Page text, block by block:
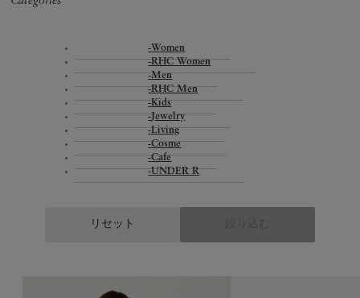
Women
RHC Women
Men
RHC Men
Kids
Jewelry
Living
Cosme
Cafe
UNDER R
リセット